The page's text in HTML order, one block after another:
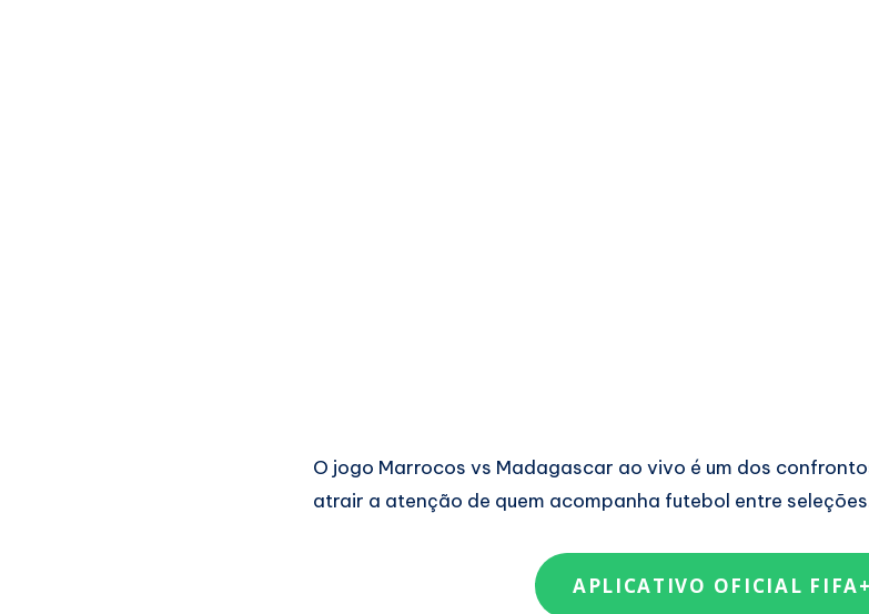
O jogo Marrocos vs Madagascar ao vivo é um dos
atrair a atenção de quem acompanha futebol entre
APLICATIVO OFICIAL